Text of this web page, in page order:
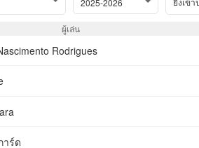
2025-2026
ผู้เล่น
Rodrigues
าร์ด